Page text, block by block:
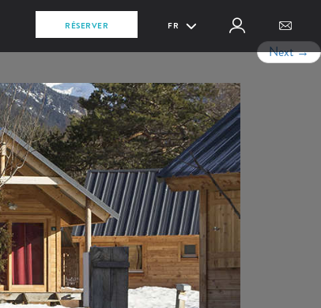
RÉSERVER FR
Next→